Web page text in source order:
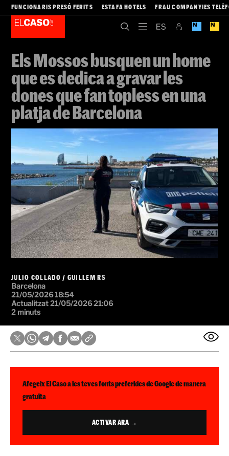
FUNCIONARIS PRESÓ FERITS ESTAFA HOTELS FRAU COMPANYIES
Els Mossos busquen un home
que es dedica a gravar les
dones que fan topless en una
platja de Barcelona
JULIO COLLADO / GUILLEM RS
Barcelona
21/05/2026 18:54
Actualitzat 21/05/2026 21:06
2 minuts
Afegeix El Caso a les teves fonts preferides de Google de manera
gratuïta
ACTIVAR ARA →